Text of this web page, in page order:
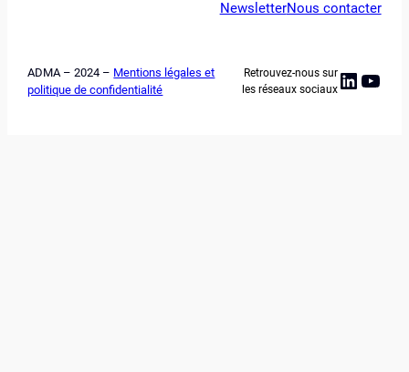
NewsletterNous contacter
ADMA – 2024 – Mentions légales et
politique de confidentialité
Retrouvez-nous sur
les réseaux sociaux